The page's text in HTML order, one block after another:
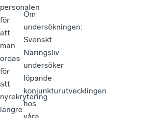
personalen
för
att
man
oroas
för
att
nyrekrytering
längre
Om
undersökningen:
Svenskt
Näringsliv
undersöker
löpande
konjunkturutvecklingen
hos